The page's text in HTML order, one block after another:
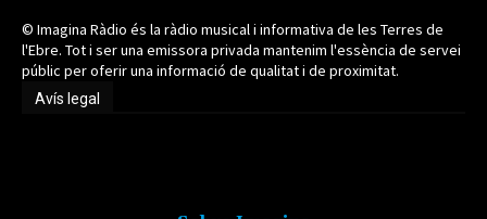
© Imagina Ràdio és la ràdio musical i informativa de les Terres de
l'Ebre. Tot i ser una emissora privada mantenim l'essència de servei
públic per oferir una informació de qualitat i de proximitat.
Avís legal